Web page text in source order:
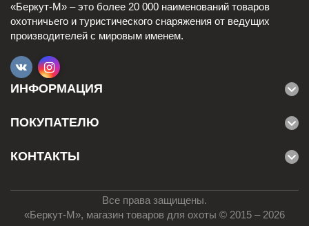
«Беркут-М» – это более 20 000 наименований товаров
охотничьего и туристического снаряжения от ведущих
производителей с мировым именем.
ИНФОРМАЦИЯ
ПОКУПАТЕЛЮ
КОНТАКТЫ
Все права защищены.
«Беркут-М», магазин товаров для охоты © 2015 – 2026